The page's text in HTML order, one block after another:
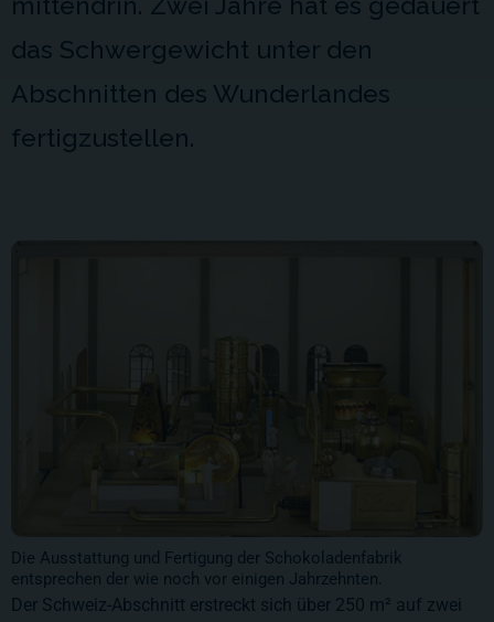
das Schwergewicht unter den
Abschnitten des Wunderlandes
fertigzustellen.
Die Ausstattung und Fertigung der Schokoladenfabrik
entsprechen der wie noch vor einigen Jahrzehnten.
Der Schweiz-Abschnitt erstreckt sich über 250 m² auf zwei